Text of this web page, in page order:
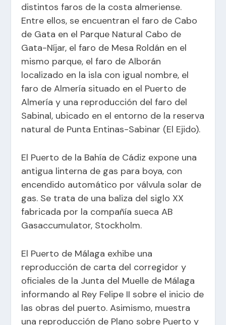
distintos faros de la costa almeriense.
Entre ellos, se encuentran el faro de Cabo
de Gata en el Parque Natural Cabo de
Gata-Níjar, el faro de Mesa Roldán en el
mismo parque, el faro de Alborán
localizado en la isla con igual nombre, el
faro de Almería situado en el Puerto de
Almería y una reproducción del faro del
Sabinal, ubicado en el entorno de la reserva
natural de Punta Entinas-Sabinar (El Ejido).
El Puerto de la Bahía de Cádiz expone una
antigua linterna de gas para boya, con
encendido automático por válvula solar de
gas. Se trata de una baliza del siglo XX
fabricada por la compañía sueca AB
Gasaccumulator, Stockholm.
El Puerto de Málaga exhibe una
reproducción de carta del corregidor y
oficiales de la Junta del Muelle de Málaga
informando al Rey Felipe II sobre el inicio de
las obras del puerto. Asimismo, muestra
una reproducción de Plano sobre Puerto y